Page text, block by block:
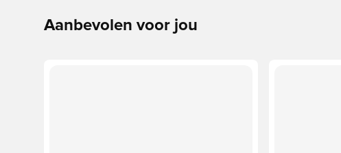
Aanbevolen voor jou